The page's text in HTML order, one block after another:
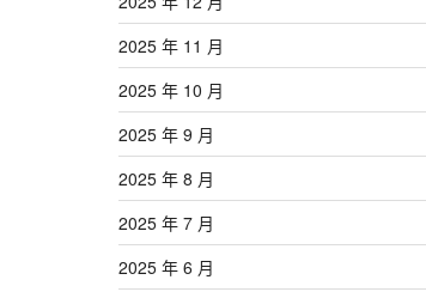
2025 年 11 月
2025 年 10 月
2025 年 9 月
2025 年 8 月
2025 年 7 月
2025 年 6 月